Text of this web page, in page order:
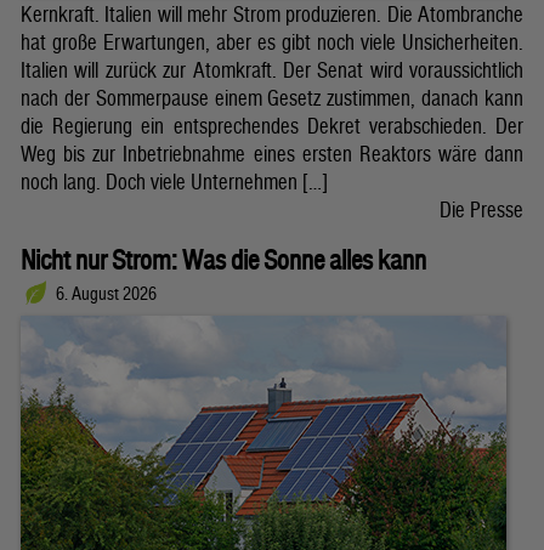
Kernkraft. Italien will mehr Strom produzieren. Die Atombranche
hat große Erwartungen, aber es gibt noch viele Unsicherheiten.
Italien will zurück zur Atomkraft. Der Senat wird voraussichtlich
nach der Sommerpause einem Gesetz zustimmen, danach kann
die Regierung ein entsprechendes Dekret verabschieden. Der
Weg bis zur Inbetriebnahme eines ersten Reaktors wäre dann
noch lang. Doch viele Unternehmen […]
Die Presse
Nicht nur Strom: Was die Sonne alles kann
6. August 2026